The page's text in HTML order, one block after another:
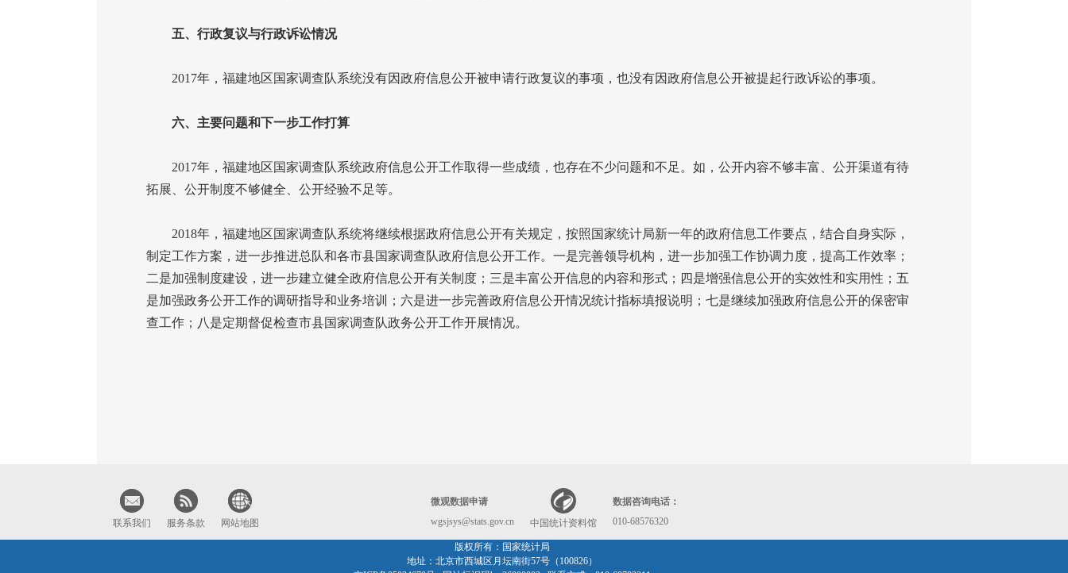
五、行政复议与行政诉讼情况
2017年，福建地区国家调查队系统没有因政府信息公开被申请行政复议的事项，也没有因政府信息公开被提起行政诉讼的事项。
六、主要问题和下一步工作打算
2017年，福建地区国家调查队系统政府信息公开工作取得一些成绩，也存在不少问题和不足。如，公开内容不够丰富、公开渠道有待
拓展、公开制度不够健全、公开经验不足等。
2018年，福建地区国家调查队系统将继续根据政府信息公开有关规定，按照国家统计局新一年的政府信息工作要点，结合自身实际，
制定工作方案，进一步推进总队和各市县国家调查队政府信息公开工作。一是完善领导机构，进一步加强工作协调力度，提高工作效率；
二是加强制度建设，进一步建立健全政府信息公开有关制度；三是丰富公开信息的内容和形式；四是增强信息公开的实效性和实用性；五
是加强政务公开工作的调研指导和业务培训；六是进一步完善政府信息公开情况统计指标填报说明；七是继续加强政府信息公开的保密审
查工作；八是定期督促检查市县国家调查队政务公开工作开展情况。
联系我们 服务条款 网站地图
微观数据申请
wgsjsys@stats.gov.cn
中国统计资料馆
数据咨询电话：
010-68576320
版权所有：国家统计局
地址：北京市西城区月坛南街57号（100826）